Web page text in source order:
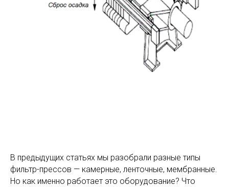
В предыдущих статьях мы разобрали разные типы
фильтр-прессов — камерные, ленточные, мембранные.
Но как именно работает это оборудование? Что